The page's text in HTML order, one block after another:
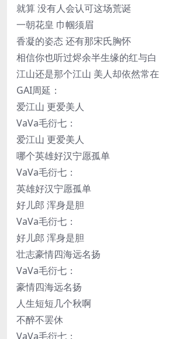
就算 没有人会认可这场荒诞
一朝花皇 巾帼须眉
香凝的姿态 还有那宋氏胸怀
相信你也听过烬余半生缘的红与白
江山还是那个江山 美人却依然常在
GAI周延：
爱江山 更爱美人
VaVa毛衍七：
爱江山 更爱美人
哪个英雄好汉宁愿孤单
VaVa毛衍七：
英雄好汉宁愿孤单
好儿郎 浑身是胆
VaVa毛衍七：
好儿郎 浑身是胆
壮志豪情四海远名扬
VaVa毛衍七：
豪情四海远名扬
人生短短几个秋啊
不醉不罢休
VaVa毛衍七：